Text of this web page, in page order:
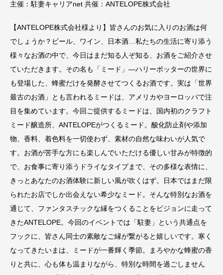
主催：駐妻キャリアnet 共催：ANTELOPE株式会社
【ANTELOPE株式会社様より】皆さんのお気に入りのお酒は何
でしょうか？ビール、ワイン、日本酒…私たちの生活に寄り添う
様々なお酒の中で、今日はまだ知る人ぞ知る、お酒をご紹介させ
ていただきます。その名も「ミード」—ハリーポッターの世界に
も登場した、蜂蜜だけを発酵させてつくるお酒です。実は「世界
最古のお酒」とも言われるミードは、アメリカやヨーロッパで注
目を集めています。今回ご提供するミードは、国内初のクラフト
ミード醸造所、ANTELOPEがつくるミード。酸化防止剤や添加
物、香料、着色料を一切使わず、素材の自然な味わいが人気で
す。お酒が苦手な方にも楽しんでいただける優しい甘みが特徴的
で、お食事に寄り添うドライなタイプまで、その多様な表情に、
きっとあなたのお酒体験に新しい風が吹くはず。日本ではまだ限
られたお店でしか出会えない希少なミード。そんな特別なお酒を
通じて、ファンタスチックな縁をつくることをビジョンに走って
きたANTELOPE。今回のイベントでは「駐妻」という共通点を
フックに、皆さん同士の素敵なご縁が繋がると嬉しいです。寒く
なってきたいまは、ミードが一番輝く季節。まろやかな蜂蜜の香
りと共に、心も体も温まりながら、特別な時間を過ごしません